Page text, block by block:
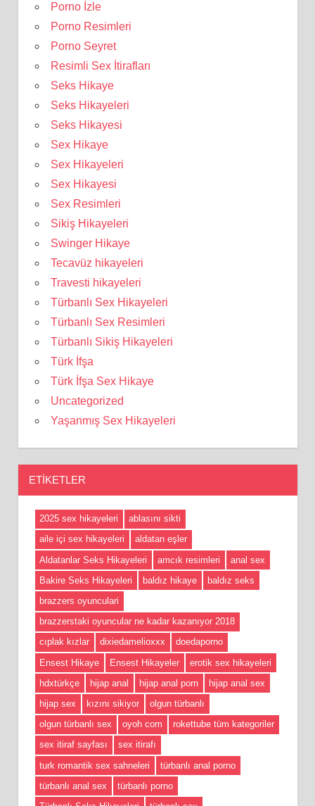
Porno İzle
Porno Resimleri
Porno Seyret
Resimli Sex İtirafları
Seks Hikaye
Seks Hikayeleri
Seks Hikayesi
Sex Hikaye
Sex Hikayeleri
Sex Hikayesi
Sex Resimleri
Sikiş Hikayeleri
Swinger Hikaye
Tecavüz hikayeleri
Travesti hikayeleri
Türbanlı Sex Hikayeleri
Türbanlı Sex Resimleri
Türbanlı Sikiş Hikayeleri
Türk İfşa
Türk İfşa Sex Hikaye
Uncategorized
Yaşanmış Sex Hikayeleri
ETIKETLER
2025 sex hikayeleri
ablasını sikti
aile içi sex hikayeleri
aldatan eşler
Aldatanlar Seks Hikayeleri
amcık resimleri
anal sex
Bakire Seks Hikayeleri
baldız hikaye
baldız seks
brazzers oyunculari
brazzerstaki oyuncular ne kadar kazanıyor 2018
cıplak kızlar
dixiedamelioxxx
doedaporno
Ensest Hikaye
Ensest Hikayeler
erotik sex hikayeleri
hdxtürkçe
hijap anal hijap anal porn
hijap anal sex
hijap sex
kızını sikiyor
olgun türbanlı
olgun türbanlı sex
oyoh com
rokettube tüm kategoriler
sex itiraf sayfası
sex itirafı
turk romantik sex sahneleri
türbanlı anal porno
türbanlı anal sex
türbanlı porno